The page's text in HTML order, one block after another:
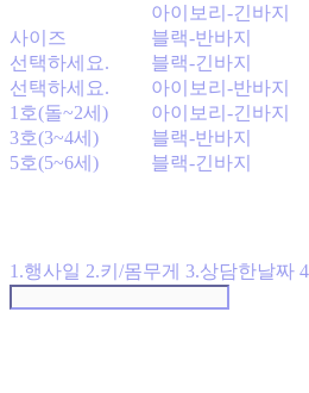
사이즈
선택하세요.
선택하세요.
1호(돌~2세)
3호(3~4세)
5호(5~6세)
아이보리-긴바지
블랙-반바지
블랙-긴바지
아이보리-반바지
아이보리-긴바지
블랙-반바지
블랙-긴바지
1.행사일 2.키/몸무게 3.상담한날짜